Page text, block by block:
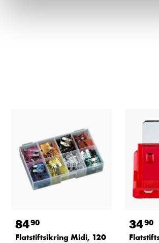
8490
Flatstiftsikring Midi, 120
3490